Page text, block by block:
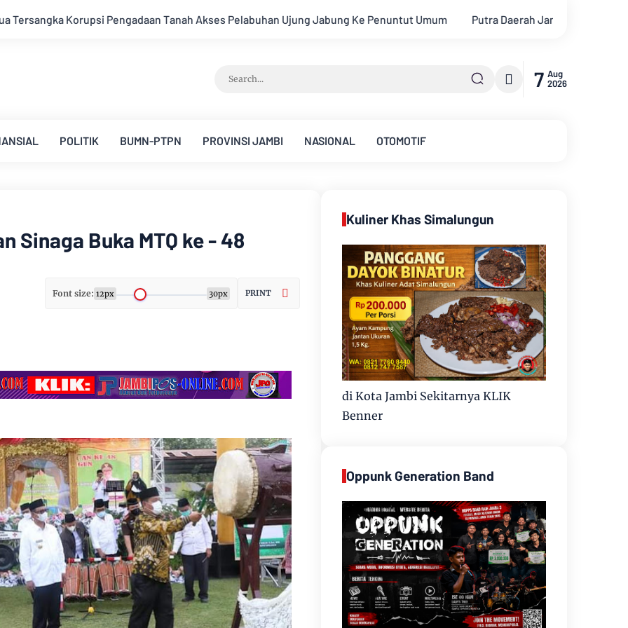
Pelabuhan Ujung Jabung Ke Penuntut Umum Putra Daerah Jambi Romi Arizyanto Ditunjuk sebagai Kajari Jambi,
7 Aug
2026
POLITIK BUMN-PTPN PROVINSI JAMBI NASIONAL OTOMOTIF
Sinaga Buka MTQ ke - 48
Font size: 12px 30px PRINT
Kuliner Khas Simalungun
di Kota Jambi Sekitarnya KLIK
Benner
Oppunk Generation Band